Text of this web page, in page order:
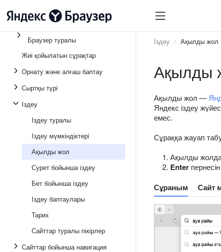
Браузер туралы
Жиі қойылатын сұрақтар
Орнату және алғаш баптау
Сыртқы түрі
Іздеу
Іздеу туралы
Іздеу мүмкіндіктері
Ақылды жол
Сурет бойынша іздеу
Бет бойынша іздеу
Іздеу баптаулары
Тарих
Сайттар туралы пікірлер
Сайттар бойынша навигация
Іздеу Ақылды жол
Ақылды
Ақылды жол —
Яндекс іздеу
емес.
Сұраққа жауап
Ақылды жолда
Enter
Сұраным Сайт